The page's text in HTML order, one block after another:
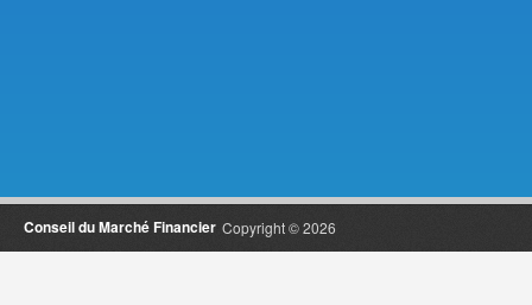
Copyright © 2026
Conseil du Marché Financier